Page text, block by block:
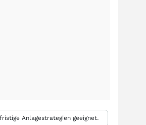
Anlagestrategien geeignet.